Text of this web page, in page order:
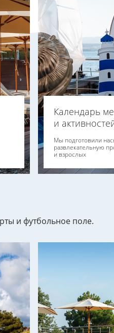
Календарь
и
Мы подготовили
развлекательную
и взрослых
и футбольное поле.